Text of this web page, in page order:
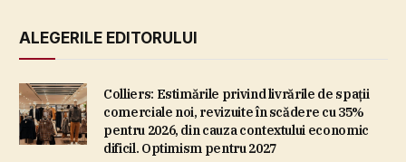
ALEGERILE EDITORULUI
Colliers: Estimările privind livrările de spaţii
comerciale noi, revizuite în scădere cu 35%
pentru 2026, din cauza contextului economic
dificil. Optimism pentru 2027